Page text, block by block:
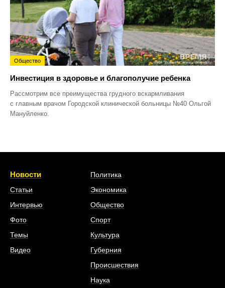
Общество
Инвестиция в здоровье и благополучие ребенка
Рассмотрим все преимущества грудного вскармливания
с главным врачом Городской клинической больницы №40 Ольгой
Мануйленко.
Новости
Статьи
Интервью
Фото
Темы
Видео
Политика
Экономика
Общество
Спорт
Культура
Губерния
Происшествия
Наука